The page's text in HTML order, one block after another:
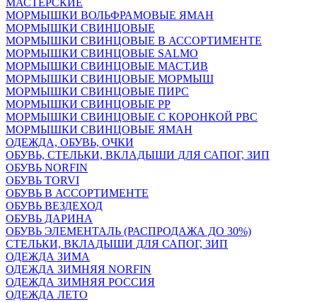
МАСТЕРСКИЕ
МОРМЫШКИ ВОЛЬФРАМОВЫЕ ЯМАН
МОРМЫШКИ СВИНЦОВЫЕ
МОРМЫШКИ СВИНЦОВЫЕ В АССОРТИМЕНТЕ
МОРМЫШКИ СВИНЦОВЫЕ SALMO
МОРМЫШКИ СВИНЦОВЫЕ МАСТ.ИВ
МОРМЫШКИ СВИНЦОВЫЕ МОРМЫШ
МОРМЫШКИ СВИНЦОВЫЕ ПИРС
МОРМЫШКИ СВИНЦОВЫЕ РР
МОРМЫШКИ СВИНЦОВЫЕ С КОРОНКОЙ РВС
МОРМЫШКИ СВИНЦОВЫЕ ЯМАН
ОДЕЖДА, ОБУВЬ, ОЧКИ
ОБУВЬ, СТЕЛЬКИ, ВКЛАДЫШИ ДЛЯ САПОГ, ЗИП
ОБУВЬ NORFIN
ОБУВЬ TORVI
ОБУВЬ В АССОРТИМЕНТЕ
ОБУВЬ ВЕЗДЕХОД
ОБУВЬ ДАРИНА
ОБУВЬ ЭЛЕМЕНТАЛЬ (РАСПРОДАЖА ДО 30%)
СТЕЛЬКИ, ВКЛАДЫШИ ДЛЯ САПОГ, ЗИП
ОДЕЖДА ЗИМА
ОДЕЖДА ЗИМНЯЯ NORFIN
ОДЕЖДА ЗИМНЯЯ РОССИЯ
ОДЕЖДА ЛЕТО